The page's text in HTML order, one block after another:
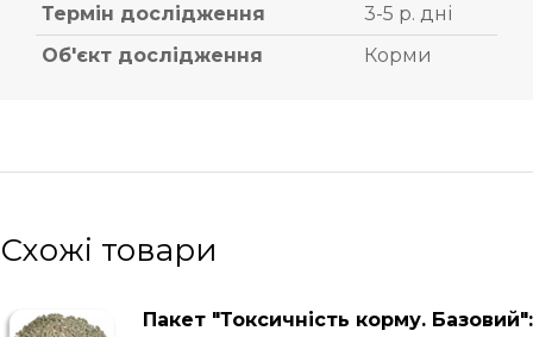
Термін дослідження
3-5 р. дні
Об'єкт дослідження
Корми
Схожі товари
Пакет "Токсичність корму. Базовий":